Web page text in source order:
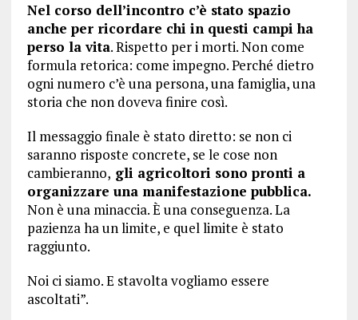
Nel corso dell’incontro c’è stato spazio
anche per ricordare chi in questi campi ha
perso la vita. Rispetto per i morti. Non come
formula retorica: come impegno. Perché dietro
ogni numero c’è una persona, una famiglia, una
storia che non doveva finire così.
Il messaggio finale è stato diretto: se non ci
saranno risposte concrete, se le cose non
cambieranno, gli agricoltori sono pronti a
organizzare una manifestazione pubblica.
Non è una minaccia. È una conseguenza. La
pazienza ha un limite, e quel limite è stato
raggiunto.
Noi ci siamo. E stavolta vogliamo essere
ascoltati”.